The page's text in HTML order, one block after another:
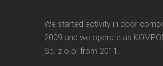
We started activity in door
2009 and we operate as
Sp. z o.o. from 2011.